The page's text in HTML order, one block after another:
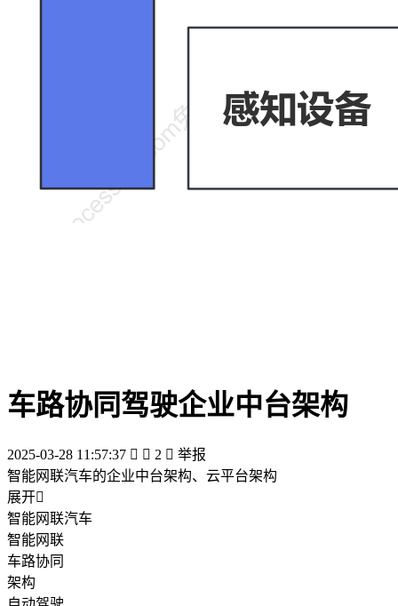
车路协同驾驶企业中台架构
2025-03-28 11:57:37   2  举报
智能网联汽车的企业中台架构、云平台架构
展开
智能网联汽车
智能网联
车路协同
架构